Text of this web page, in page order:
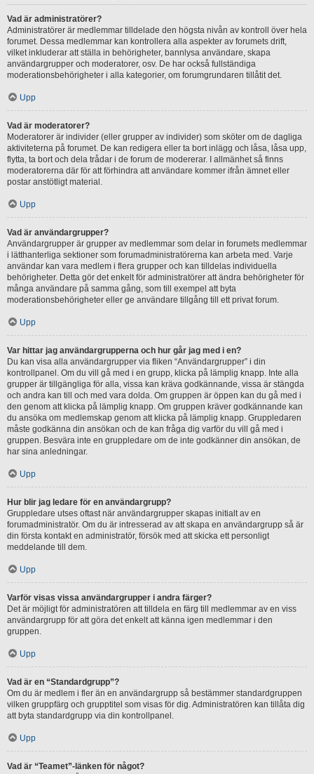
Vad är administratörer?
Administratörer är medlemmar tilldelade den högsta nivån av kontroll över hela
forumet. Dessa medlemmar kan kontrollera alla aspekter av forumets drift,
vilket inkluderar att ställa in behörigheter, bannlysa användare, skapa
användargrupper och moderatorer, osv. De har också fullständiga
moderationsbehörigheter i alla kategorier, om forumgrundaren tillåtit det.
Upp
Vad är moderatorer?
Moderatorer är individer (eller grupper av individer) som sköter om de dagliga
aktiviteterna på forumet. De kan redigera eller ta bort inlägg och låsa, låsa upp,
flytta, ta bort och dela trådar i de forum de modererar. I allmänhet så finns
moderatorerna där för att förhindra att användare kommer ifrån ämnet eller
postar anstötligt material.
Upp
Vad är användargrupper?
Användargrupper är grupper av medlemmar som delar in forumets medlemmar
i lätthanterliga sektioner som forumadministratörerna kan arbeta med. Varje
användar kan vara medlem i flera grupper och kan tilldelas individuella
behörigheter. Detta gör det enkelt för administratörer att ändra behörigheter för
många användare på samma gång, som till exempel att byta
moderationsbehörigheter eller ge användare tillgång till ett privat forum.
Upp
Var hittar jag användargrupperna och hur går jag med i en?
Du kan visa alla användargrupper via fliken “Användargrupper” i din
kontrollpanel. Om du vill gå med i en grupp, klicka på lämplig knapp. Inte alla
grupper är tillgängliga för alla, vissa kan kräva godkännande, vissa är stängda
och andra kan till och med vara dolda. Om gruppen är öppen kan du gå med i
den genom att klicka på lämplig knapp. Om gruppen kräver godkännande kan
du ansöka om medlemskap genom att klicka på lämplig knapp. Gruppledaren
måste godkänna din ansökan och de kan fråga dig varför du vill gå med i
gruppen. Besvära inte en gruppledare om de inte godkänner din ansökan, de
har sina anledningar.
Upp
Hur blir jag ledare för en användargrupp?
Gruppledare utses oftast när användargrupper skapas initialt av en
forumadministratör. Om du är intresserad av att skapa en användargrupp så är
din första kontakt en administratör, försök med att skicka ett personligt
meddelande till dem.
Upp
Varför visas vissa användargrupper i andra färger?
Det är möjligt för administratören att tilldela en färg till medlemmar av en viss
användargrupp för att göra det enkelt att känna igen medlemmar i den
gruppen.
Upp
Vad är en “Standardgrupp”?
Om du är medlem i fler än en användargrupp så bestämmer standardgruppen
vilken gruppfärg och grupptitel som visas för dig. Administratören kan tillåta dig
att byta standardgrupp via din kontrollpanel.
Upp
Vad är “Teamet”-länken för något?